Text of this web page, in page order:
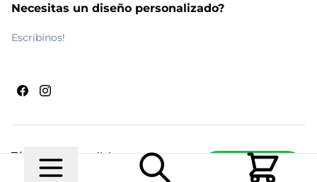
Escribinos
Necesitas un diseño personalizado?
Escribinos!
© 2026 Maldito RamónRealizado por Ecwid de
Términos y condiciones